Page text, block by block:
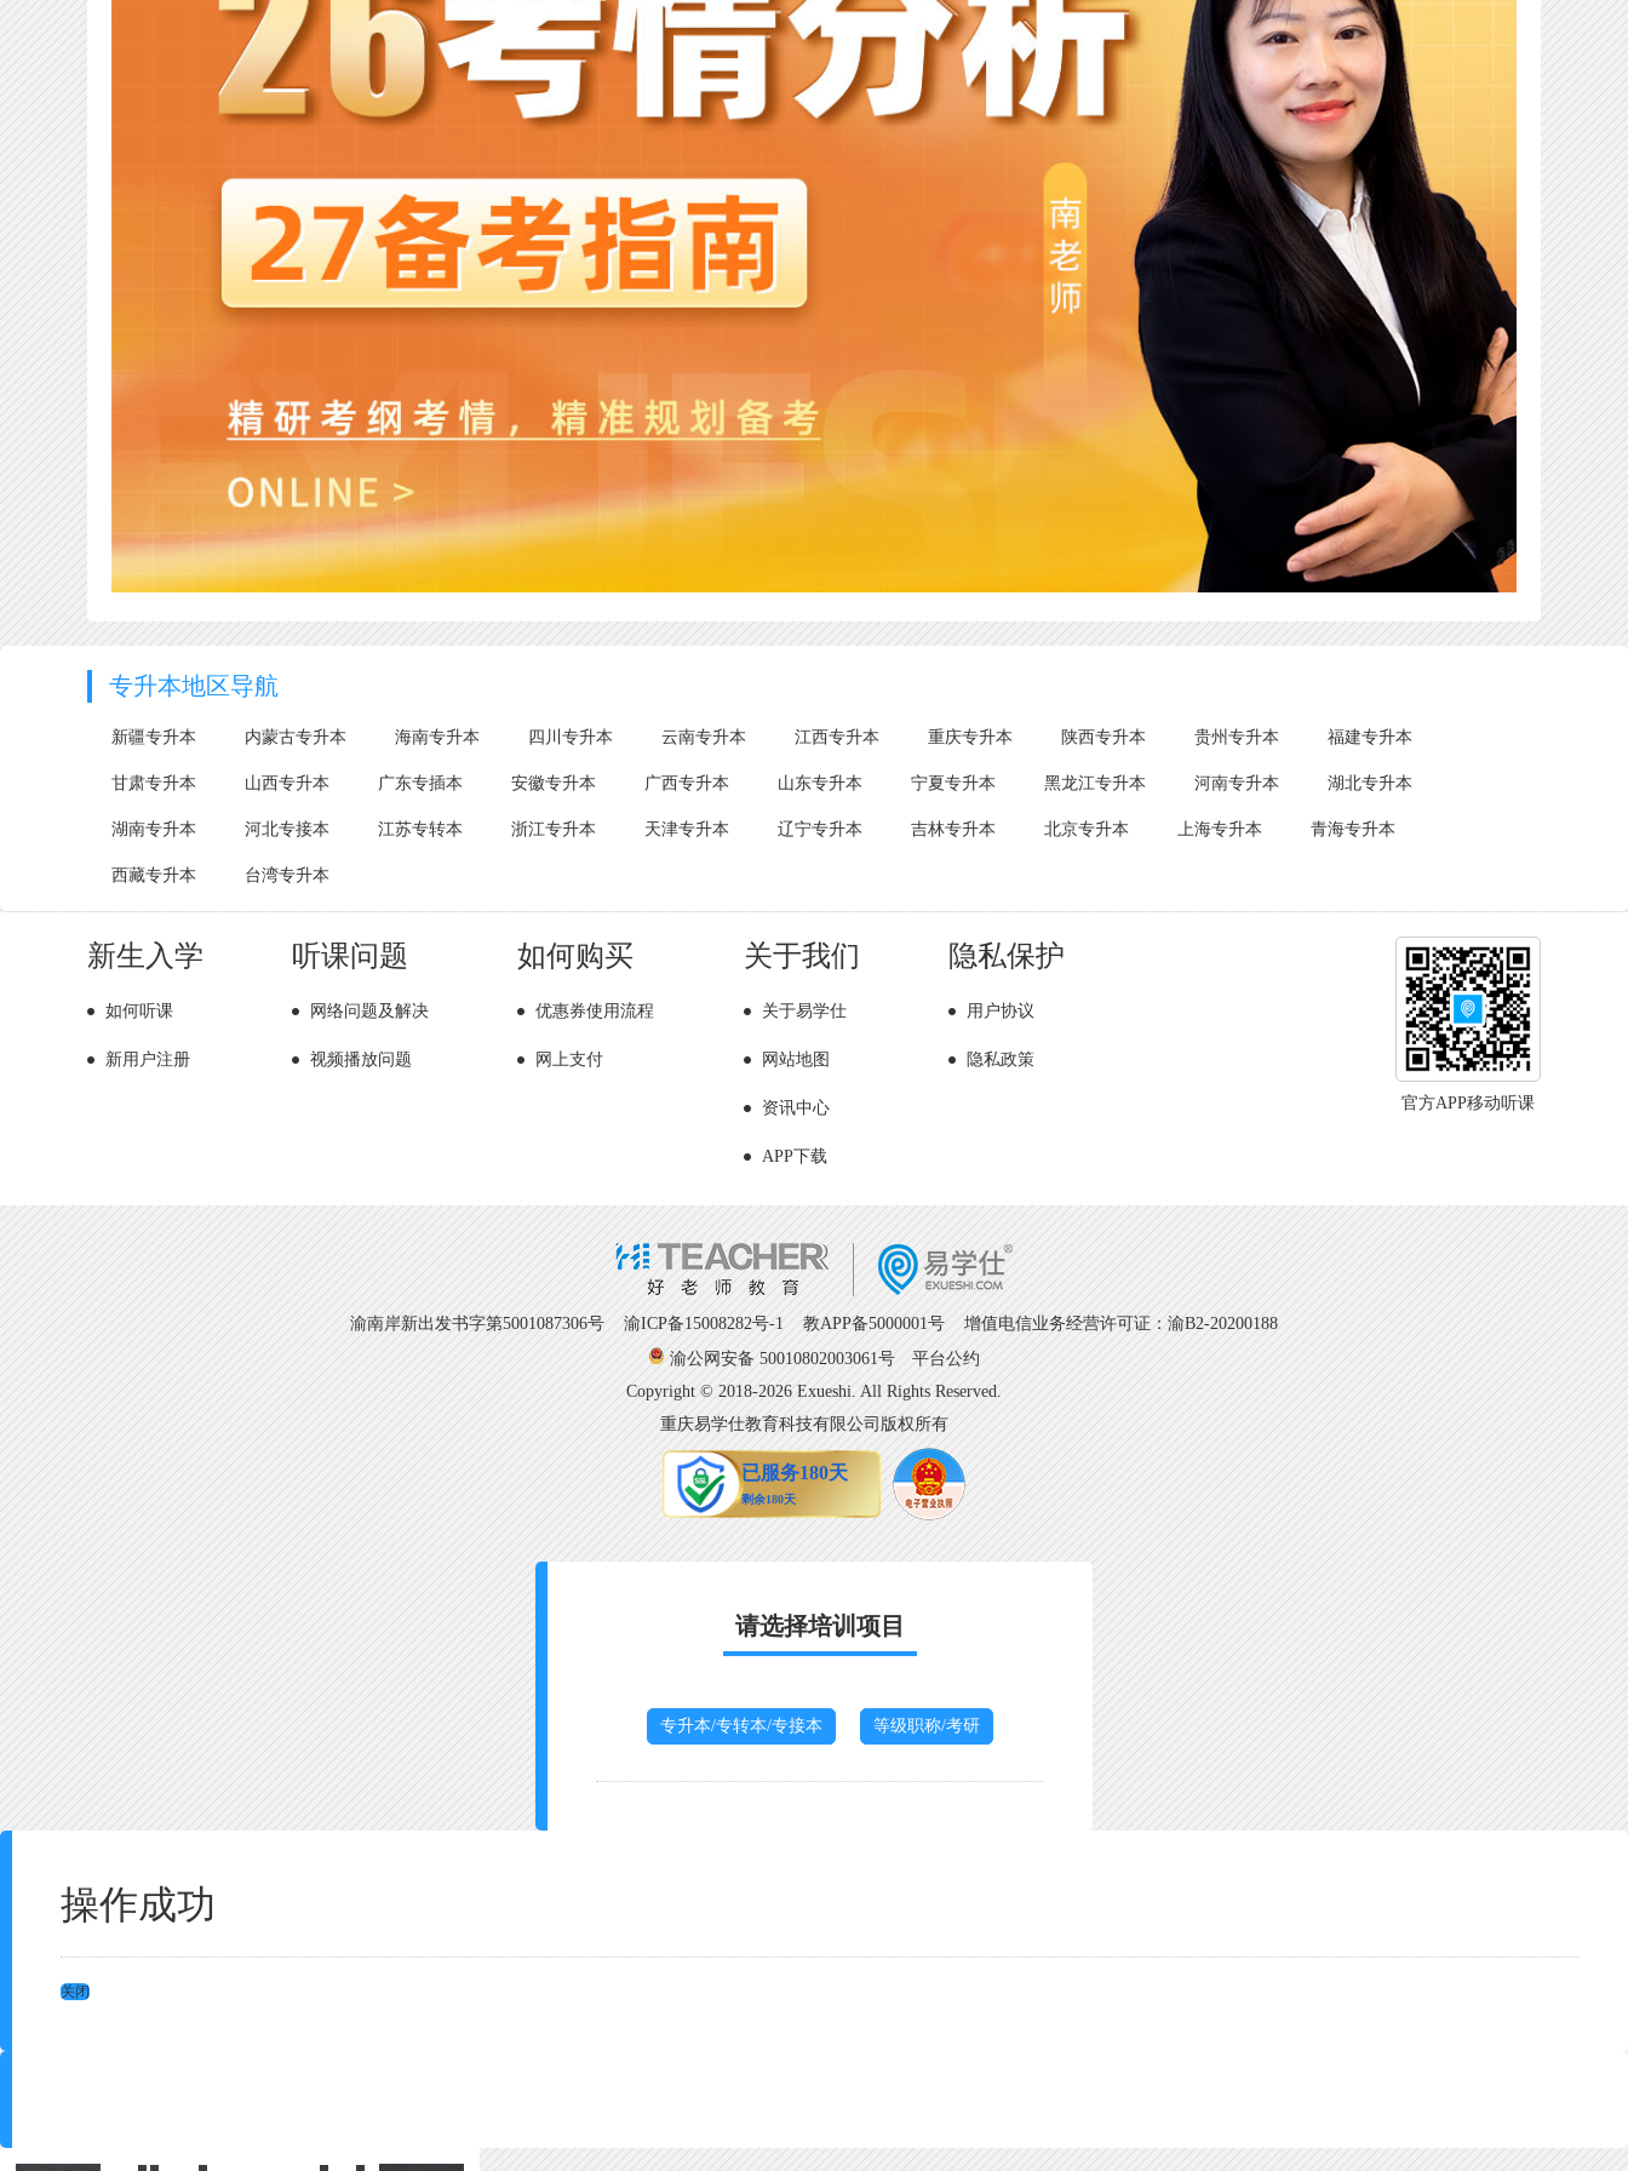
专升本地区导航
新疆专升本 内蒙古专升本 海南专升本 四川专升本 云南专升本 江西专升本 重庆专升本 陕西专升本 贵州专升本 福建专升本
甘肃专升本 山西专升本 广东专插本 安徽专升本 广西专升本 山东专升本 宁夏专升本 黑龙江专升本 河南专升本 湖北专升本
湖南专升本 河北专接本 江苏专转本 浙江专升本 天津专升本 辽宁专升本 吉林专升本 北京专升本 上海专升本 青海专升本
西藏专升本 台湾专升本
新生入学
如何听课
新用户注册
听课问题
网络问题及解决
视频播放问题
如何购买
优惠券使用流程
网上支付
关于我们
关于易学仕
网站地图
资讯中心
APP下载
隐私保护
用户协议
隐私政策
官方APP移动听课
渝南岸新出发书字第5001087306号 渝ICP备15008282号-1
教APP备5000001号 增值电信业务经营许可证：渝B2-20200188
渝公网安备 50010802003061号
平台公约
Copyright © 2018-2026 Exueshi. All Rights Reserved.
重庆易学仕教育科技有限公司版权所有
请选择培训项目
专升本/专转本/专接本 等级职称/考研
操作成功
关闭